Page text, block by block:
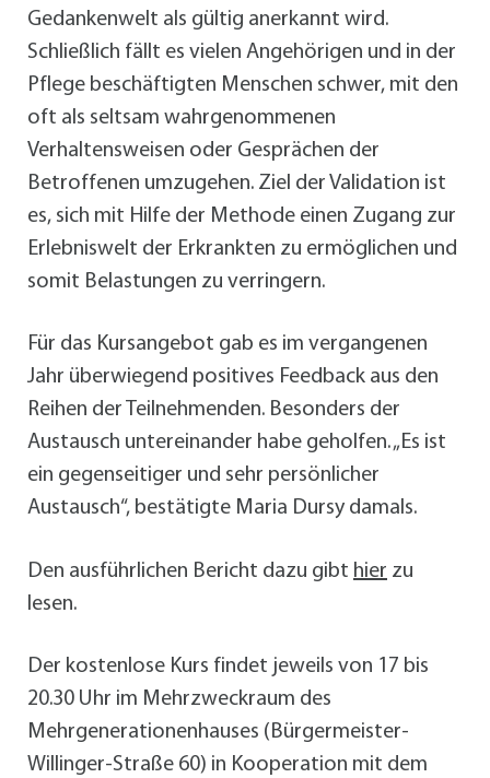
Gedankenwelt als gültig anerkannt wird.
Schließlich fällt es vielen Angehörigen und in der
Pflege beschäftigten Menschen schwer, mit den
oft als seltsam wahrgenommenen
Verhaltensweisen oder Gesprächen der
Betroffenen umzugehen. Ziel der Validation ist
es, sich mit Hilfe der Methode einen Zugang zur
Erlebniswelt der Erkrankten zu ermöglichen und
somit Belastungen zu verringern.
Für das Kursangebot gab es im vergangenen
Jahr überwiegend positives Feedback aus den
Reihen der Teilnehmenden. Besonders der
Austausch untereinander habe geholfen. „Es ist
ein gegenseitiger und sehr persönlicher
Austausch“, bestätigte Maria Dursy damals.
Den ausführlichen Bericht dazu gibt hier zu
lesen.
Der kostenlose Kurs findet jeweils von 17 bis
20.30 Uhr im Mehrzweckraum des
Mehrgenerationenhauses (Bürgermeister-
Willinger-Straße 60) in Kooperation mit dem